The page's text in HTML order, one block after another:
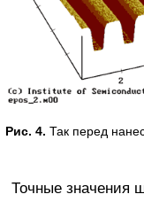
Рис. 4. Так перед
Точные значения